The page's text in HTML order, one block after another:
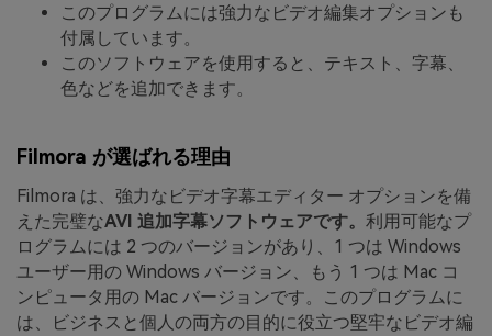
このプログラムには強力なビデオ編集オプションも
付属しています。
このソフトウェアを使用すると、テキスト、字幕、
色などを追加できます。
Filmora が選ばれる理由
Filmora は、強力なビデオ字幕エディター オプションを備
えた完璧なAVI 追加字幕ソフトウェアです。 利用可能なプ
ログラムには 2 つのバージョンがあり、1 つは Windows
ユーザー用の Windows バージョン、もう 1 つは Mac コ
ンピュータ用の Mac バージョンです。このプログラムに
は、ビジネスと個人の両方の目的に役立つ堅牢なビデオ編